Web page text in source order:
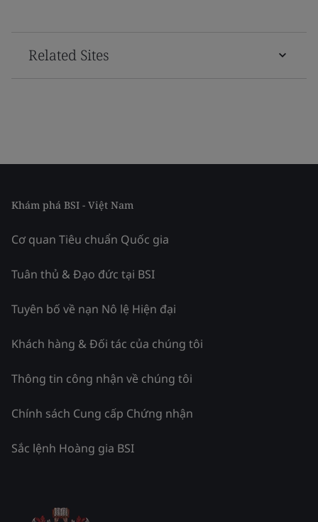
Related Sites
Khám phá BSI - Việt Nam
Cơ quan Tiêu chuẩn Quốc gia
Tuân thủ & Đạo đức tại BSI
Tuyên bố về nạn Nô lệ Hiện đại
Khách hàng & Đối tác của chúng tôi
Thông tin công nhận về chúng tôi
Chính sách Cung cấp Chứng nhận
Sắc lệnh Hoàng gia BSI